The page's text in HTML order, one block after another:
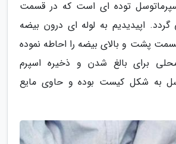
توده ای است که در قسمت
گردد. اپیدیدیم به لوله ای درون بیضه
پشت و بالای بیضه را احاطه نموده
برای بالغ شدن و ذخیره اسپرم
به شکل کیست بوده و حاوی مایع